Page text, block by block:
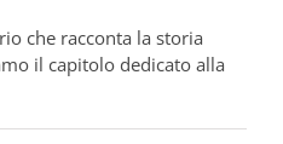
che racconta la storia
il capitolo dedicato alla